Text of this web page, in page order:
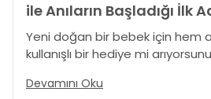
ile Anıların Başladığı İlk
Yeni doğan bir bebek için hem
kullanışlı bir hediye mi
hazırladığımız bu rehberde, en
Devamını Oku